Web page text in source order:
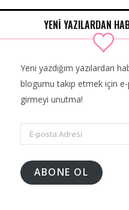
YENİ YAZILARDAN
Yeni yazdığım yazılardan
blogumu takip etmek için
girmeyi unutma!
posta
Adresi
ABONE OL